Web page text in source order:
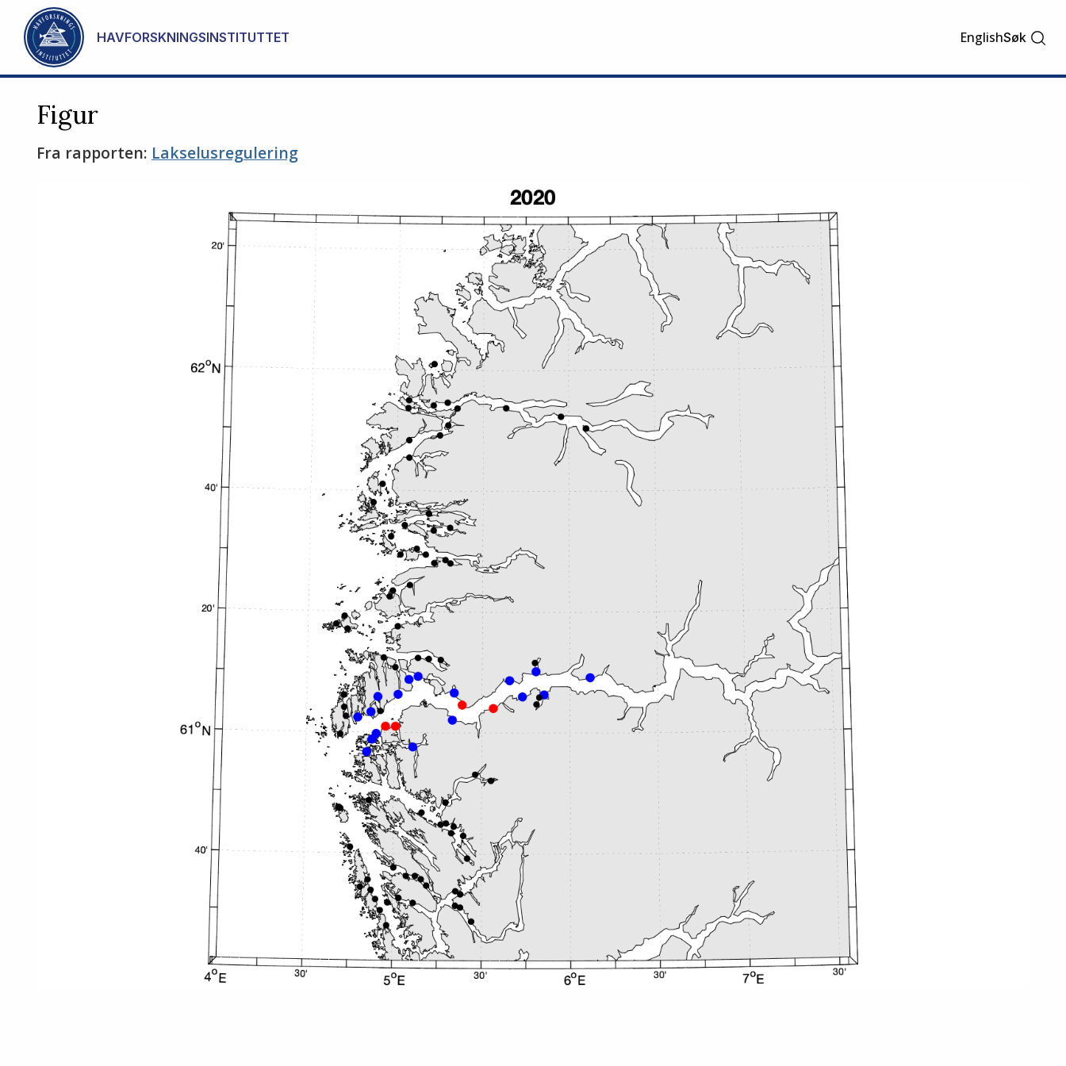
Gå til hovedinnhold
HAVFORSKNINGSINSTITUTTET EnglishSøk
Figur
Fra rapporten: Lakselusregulering